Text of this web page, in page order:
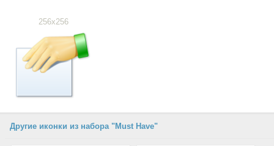
256x256
Другие иконки из набора "Must Have"